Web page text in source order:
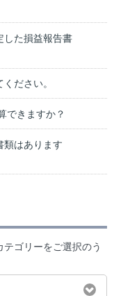
した損益報告書
ださい。
できますか？
類はあります
テゴリーをご選択のう